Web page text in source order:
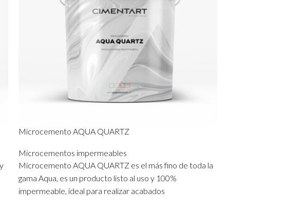
Microcemento AQUA QUARTZ
Microcementos impermeables
Microcemento AQUA QUARTZ es el más fino de toda la
gama Aqua, es un producto listo al uso y 100%
impermeable, ideal para realizar acabados